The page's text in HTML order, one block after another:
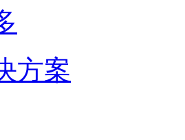
方案